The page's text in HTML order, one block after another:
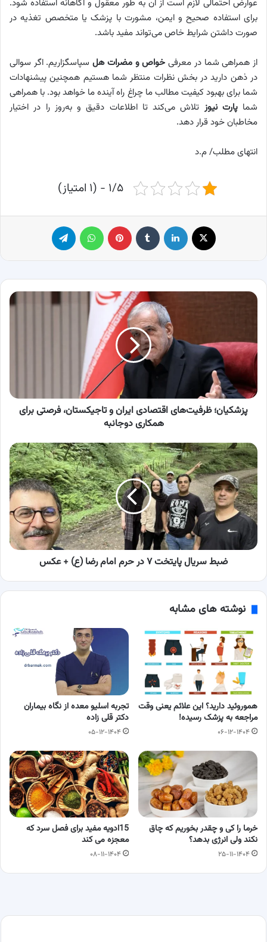
عوارض احتمالی لازم است از آن به طور معقول و آگاهانه استفاده شود.
برای استفاده صحیح و ایمن، مشورت با پزشک یا متخصص تغذیه در
صورت داشتن شرایط خاص می‌تواند مفید باشد.
از همراهی شما در معرفی خواص و مضرات هل سپاسگزاریم. اگر سوالی
در ذهن دارید در بخش نظرات منتظر شما هستیم همچنین پیشنهادات
شما برای بهبود کیفیت مطالب ما چراغ راه آینده ما خواهد بود. با همراهی
شماپارت نیوز تلاش می‌کند تا اطلاعات دقیق و به‌روز را در اختیار
مخاطبان خود قرار دهد.
انتهای مطلب/ م.د
۱/۵ - (۱ امتیاز)
لینکدین ‫تامبلر پینترست
پزشکیان؛
و
تاجیکستان،
فرصتی
برای
همکاری
دوجانبه
پزشکیان؛ ظرفیت‌های اقتصادی ایران و تاجیکستان، فرصتی برای
همکاری دوجانبه
ضبط
سریال
پایتخت
۷
در
حرم
امام
(ع)
ضبط سریال پایتخت ۷ در حرم امام رضا (ع) + عکس
نوشته های مشابه
هموروئید دارید؟ این علائم یعنی وقت
مراجعه به پزشک رسیده!
۰۶-۱۲-۱۴۰۴
تجربه اسلیو معده از نگاه بیماران
دکتر قلی زاده
۰۵-۱۲-۱۴۰۴
خرما را کی و چقدر بخوریم که چاق
نکند ولی انرژی بدهد؟
۲۵-۱۱-۱۴۰۴
15ادویه مفید برای فصل سرد که
معجزه می کند
۰۸-۱۱-۱۴۰۴